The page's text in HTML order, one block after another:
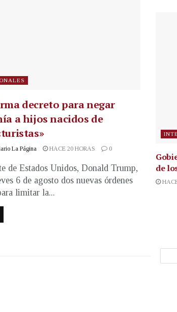
decreto para negar
a hijos nacidos de
La Página HACE 20 HORAS 0
de Estados Unidos, Donald Trump,
6 de agosto dos nuevas órdenes
limitar la...
de